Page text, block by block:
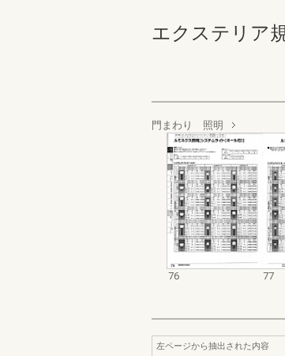
エクステリア
門まわり 照明
76 77
左ページから抽出された内容